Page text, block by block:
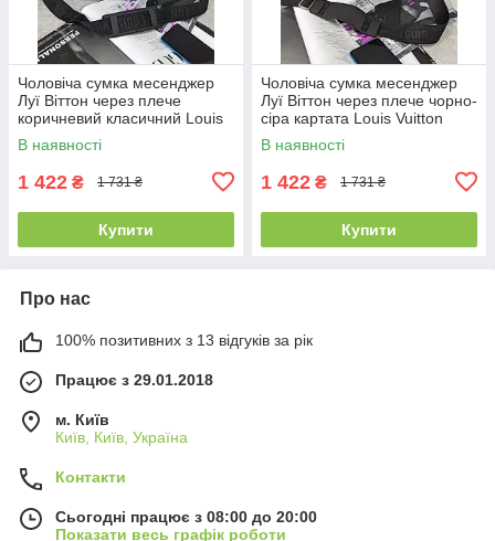
Чоловіча сумка месенджер
Луї Віттон через плече
коричневий класичний Louis
Vuitton
В наявності
1 422 ₴ 1 731 ₴
Купити
Чоловіча сумка месенджер
Луї Віттон через плече чорно-
сіра картата Louis Vuitton
В наявності
1 422 ₴ 1 731 ₴
Купити
Про нас
100% позитивних з 13 відгуків за рік
Працює з 29.01.2018
м. Київ
Київ, Київ, Україна
Контакти
Сьогодні працює з 08:00 до 20:00
Показати весь графік роботи